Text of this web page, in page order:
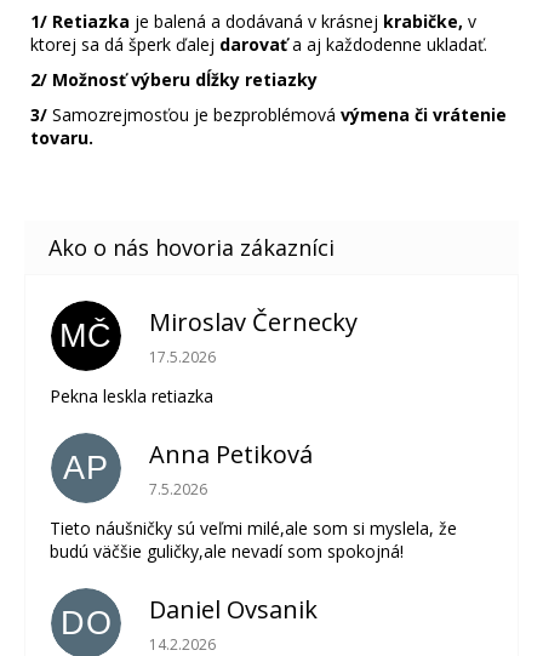
1/ Retiazka je balená a dodávaná v krásnej krabičke, v
ktorej sa dá šperk ďalej darovaťa aj každodenne ukladať.
2/ Možnosť výberu dĺžky retiazky
3/ Samozrejmosťou je bezproblémová výmena či vrátenie
tovaru.
MČ Miroslav Černecky
Hodnotenie obchodu je 5 z 5 hviezdičiek.
17.5.2026
Pekna leskla retiazka
AP Anna Petiková
Hodnotenie obchodu je 5 z 5 hviezdičiek.
7.5.2026
Tieto náušničky sú veľmi milé,ale som si myslela, že
budú väčšie guličky,ale nevadí som spokojná!
DO Daniel Ovsanik
Hodnotenie obchodu je 5 z 5 hviezdičiek.
14.2.2026